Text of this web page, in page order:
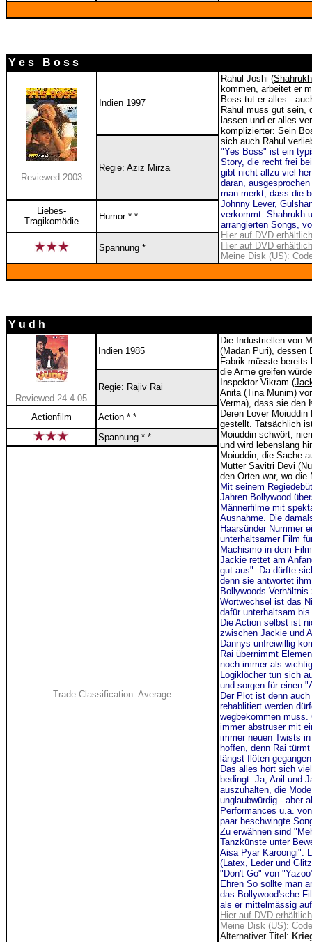
Y e s B o s s
Reviewed 2003
Indien 1997
Rahul Joshi (
kommen, arbeitet er
Boss tut er alles -
Rahul muss gut sein,
lassen und er alles
komplizierter: Sein
sich auch Rahul
"Yes Boss" ist ein
Story, die recht frei
gibt nicht allzu viel
daran,
man merkt, dass die
Johnny Lever,
verkommt. Shahrukh
arrangierten Songs,
Hier auf DVD erhältlich
Hier auf DVD erhältlich
Meine Disk (US):
Regie: Aziz Mirza
Liebes-
Tragikomödie
Humor * *
Spannung *
Y u d h
Reviewed 24.4.05
Indien 1985
Die Industriellen von
(Madan Puri), dessen
Fabrik müsste bereits
die Arme greifen
Inspektor Vikram (
Anita (Tina Munim)
Verma), dass sie den
Deren Lover
gestellt. Tatsächlich
Moiuddin schwört,
und wird lebenslang
Moiuddin, die Sache
Mutter Savitri Devi (
den Orten war, wo die
Mit seinem
Jahren Bollywood
Männerfilme mit
Ausnahme. Die
Haarsünder Nummer
unterhaltsamer Film
Machismo in dem
Jackie rettet am
gut aus". Da dürfte
denn sie antwortet
Bollywoods
Wortwechsel ist das
dafür unterhaltsam
Die Action selbst ist
zwischen Jackie und
Dannys unfreiwillig
Rai übernimmt
noch immer als
Logiklöcher tun sich
und sorgen für einen
Der Plot ist denn
rehablitiert werden
wegbekommen
immer abstruser mit
immer neuen Twists
hoffen, denn Rai
längst flöten
Das alles hört sich
bedingt. Ja, Anil und
auszuhalten, die
unglaubwürdig - aber
Performances u.a.
paar beschwingte
Zu erwähnen sind
Tanzkünste unter
Aisa Pyar Karoongi".
(Latex, Leder und
"Don't Go" von "
Ehren So sollte man
das Bollywood'sche
als er mittelmässig
Hier auf DVD erhältlich
Meine Disk (US):
Alternativer Titel:
Regie: Rajiv Rai
Actionfilm
Action * *
Spannung * *
Trade Classification: Average